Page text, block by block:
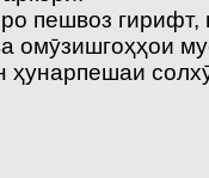
гирифт,
омӯзишгоҳҳои
ҳунарпешаи